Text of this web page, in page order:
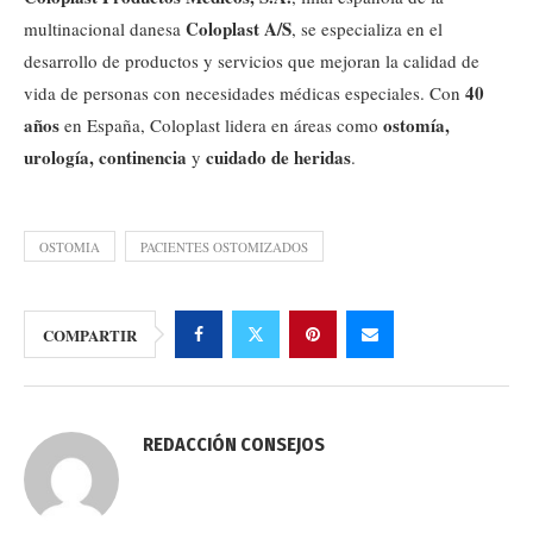
multinacional danesa Coloplast A/S, se especializa en el
desarrollo de productos y servicios que mejoran la calidad de
vida de personas con necesidades médicas especiales. Con 40
años en España, Coloplast lidera en áreas como ostomía,
urología, continencia y cuidado de heridas.
OSTOMIA PACIENTES OSTOMIZADOS
COMPARTIR
REDACCIÓN CONSEJOS